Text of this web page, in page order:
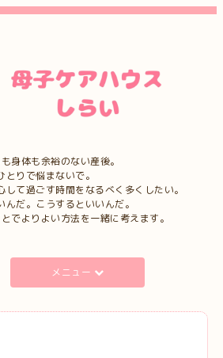
身体も余裕のない産後。
とりで悩まないで。
して過ごす時間をなるべく多くしたい。
んだ。こうするといいんだ。
でよりよい方法を一緒に考えます。
メニュー